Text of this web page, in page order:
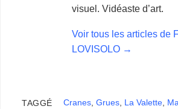
visuel. Vidéaste d’art.
Voir tous les articles de
LOVISOLO →
TAGGÉ Cranes, Grues, La Valette,